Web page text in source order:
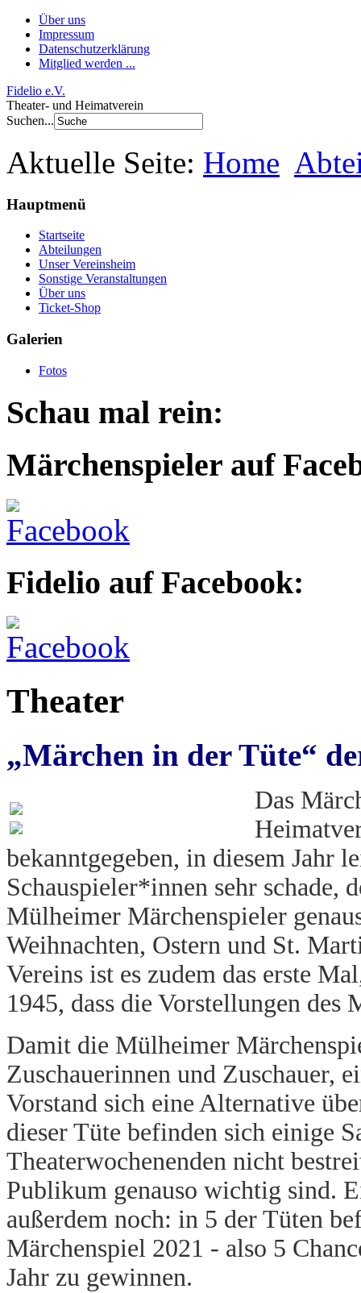
Über uns
Impressum
Datenschutzerklärung
Mitglied werden ...
Fidelio e.V.
Theater- und Heimatverein
Suchen...
Aktuelle Seite: Home
Hauptmenü
Startseite
Abteilungen
Unser Vereinsheim
Sonstige Veranstaltungen
Über uns
Ticket-Shop
Galerien
Fotos
Schau mal rein:
Märchenspieler auf
Fidelio auf Facebook:
Theater
„Märchen in der Tüte“
Das
bekanntgegeben, in diesem Jahr
Schauspieler*innen sehr schade,
Mülheimer Märchenspieler
Weihnachten, Ostern und St.
Vereins ist es zudem das erste
1945, dass die Vorstellungen
Damit die Mülheimer
Zuschauerinnen und Zuschauer,
Vorstand sich eine Alternative
dieser Tüte befinden sich einige
Theaterwochenenden nicht
Publikum genauso wichtig sind.
außerdem noch: in 5 der Tüten
Märchenspiel 2021 - also 5
Jahr zu gewinnen.